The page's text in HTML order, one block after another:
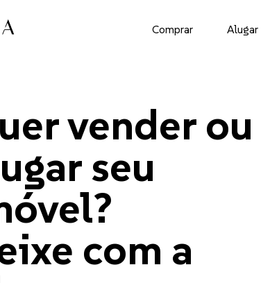
Comprar Alugar
vender ou
seu
com a